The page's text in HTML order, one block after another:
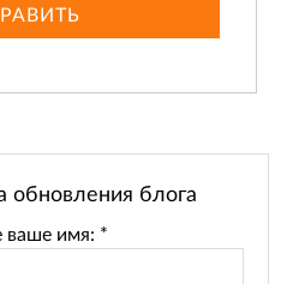
обновления блога
ваше имя: *